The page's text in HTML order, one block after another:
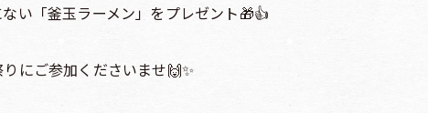
い「釜玉ラーメン」をプレゼント🎁👍
にご参加くださいませ🙌✨